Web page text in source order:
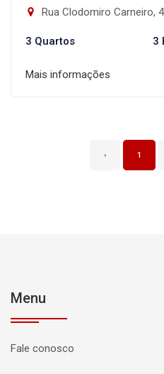
Rua Clodomiro Carneiro, 49
3 Quartos 3
Mais informações
‹ 1
Menu
Fale conosco